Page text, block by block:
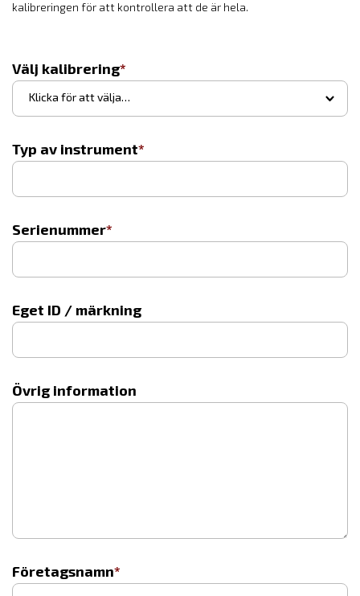
kalibreringen för att kontrollera att de är hela.
Välj kalibrering
Klicka för att välja…
▾
Typ av instrument
Serienummer
Eget ID / märkning
Övrig information
Företagsnamn